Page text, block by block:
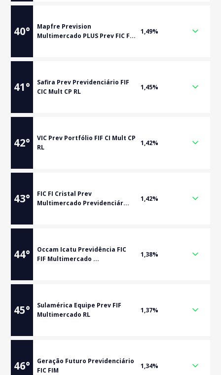
40°
Mapfre Prevision
Multimercado PLUS Prev FIC F...
1,49%
41°
Safira Prev Previdenciário FIF
CIC Mult CP RL
1,45%
42°
VIC Prev Portfólio FIF CI Mult CP
RL
1,42%
43°
FIC FI Cristal Prev
Multimercado Previdenciár...
1,42%
44°
Occam Icatu Previdência FIC
FIF Multimercado ...
1,38%
45°
Sulamérica Equipe Prev FIF
Multimercado RL
1,37%
46°
Geração Futuro Previdenciário
FIC FIM
1,34%